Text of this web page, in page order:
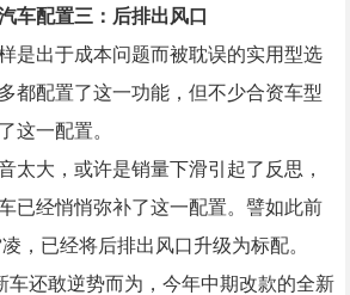
车配置三：后排出风口
是出于成本问题而被耽误的实用型选
都配置了这一功能，但不少合资车型
这一配置。
太大，或许是销量下滑引起了反思，
已经悄悄弥补了这一配置。譬如此前
，已经将后排出风口升级为标配。
车还敢逆势而为，今年中期改款的全新